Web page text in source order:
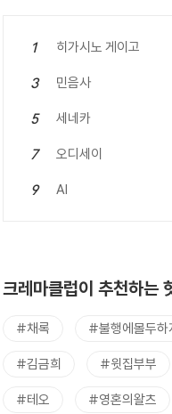
1 히가시노 게이고
3 민음사
5 세네카
7 오디세이
9 AI
크레마클럽이 추천하는
#채록 #불행에몰두하
#김금희 #윗집부부
#테오 #영혼의왈츠